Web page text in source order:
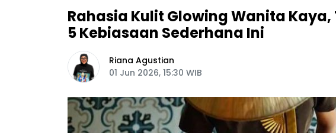
Rahasia Kulit Glowing Wanita
5 Kebiasaan Sederhana Ini
Riana Agustian
01 Jun 2026, 15:30 WIB